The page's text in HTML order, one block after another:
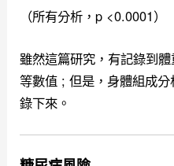
（所有分析，p <0.0001）
雖然這篇研究，有記錄到
等數值 ; 但是，身體組成
錄下來。